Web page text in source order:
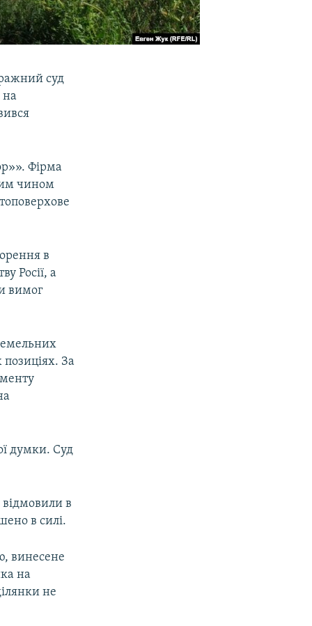
суд
на
Фірма
чином
в
Росії, а
вимог
За
думки. Суд
в
в силі.
винесене
на
не